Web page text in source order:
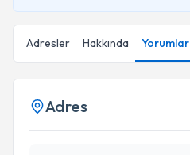
Adresler Hakkında Yorumlar
Adres